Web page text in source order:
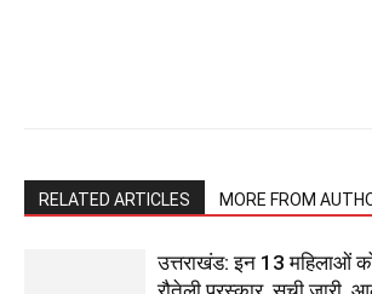
RELATED ARTICLES MORE FROM
उत्तराखंड: इन 13 महिलाओं